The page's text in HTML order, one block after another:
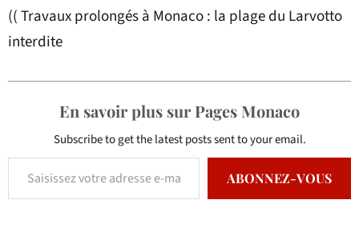
(( Travaux prolongés à Monaco : la plage du Larvotto
interdite
En savoir plus sur Pages Monaco
Subscribe to get the latest posts sent to your email.
ABONNEZ-VOUS